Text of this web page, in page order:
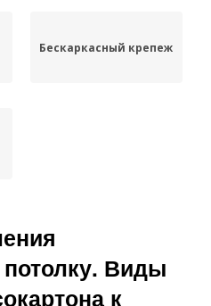
Бескаркасный крепеж
потолку. Виды
к